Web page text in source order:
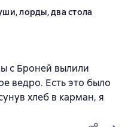
лорды, два стола
на основе 475 оценок
с Броней вылили
ведро. Есть это было
хлеб в карман, я